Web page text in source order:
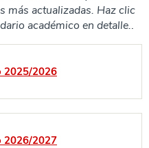
más actualizadas. Haz clic
académico en detalle..
2025/2026
2026/2027